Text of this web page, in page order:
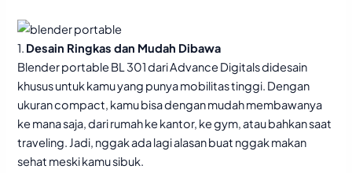
1. Desain Ringkas dan Mudah Dibawa
Blender portable BL 301 dari Advance Digitals didesain
khusus untuk kamu yang punya mobilitas tinggi. Dengan
ukuran compact, kamu bisa dengan mudah membawanya
ke mana saja, dari rumah ke kantor, ke gym, atau bahkan saat
traveling. Jadi, nggak ada lagi alasan buat nggak makan
sehat meski kamu sibuk.